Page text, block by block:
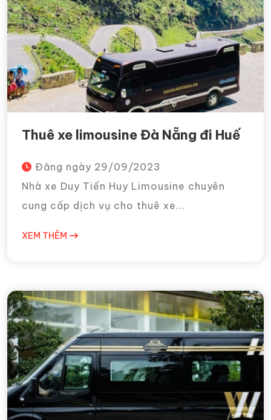
Thuê xe limousine Đà Nẵng đi Huế
Đăng ngày 29/09/2023
Nhà xe Duy Tiến Huy Limousine chuyên
cung cấp dịch vụ cho thuê xe...
XEM THÊM